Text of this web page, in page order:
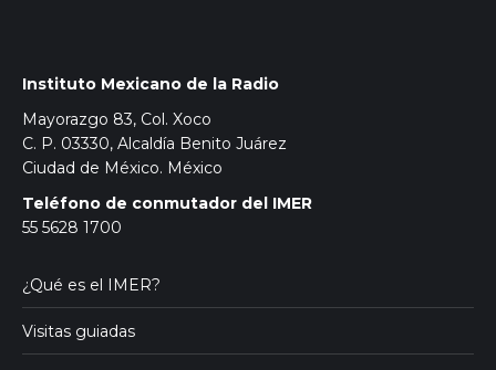
Instituto Mexicano de la Radio
Mayorazgo 83, Col. Xoco
C. P. 03330, Alcaldía Benito Juárez
Ciudad de México. México
Teléfono de conmutador del IMER
55 5628 1700
¿Qué es el IMER?
Visitas guiadas